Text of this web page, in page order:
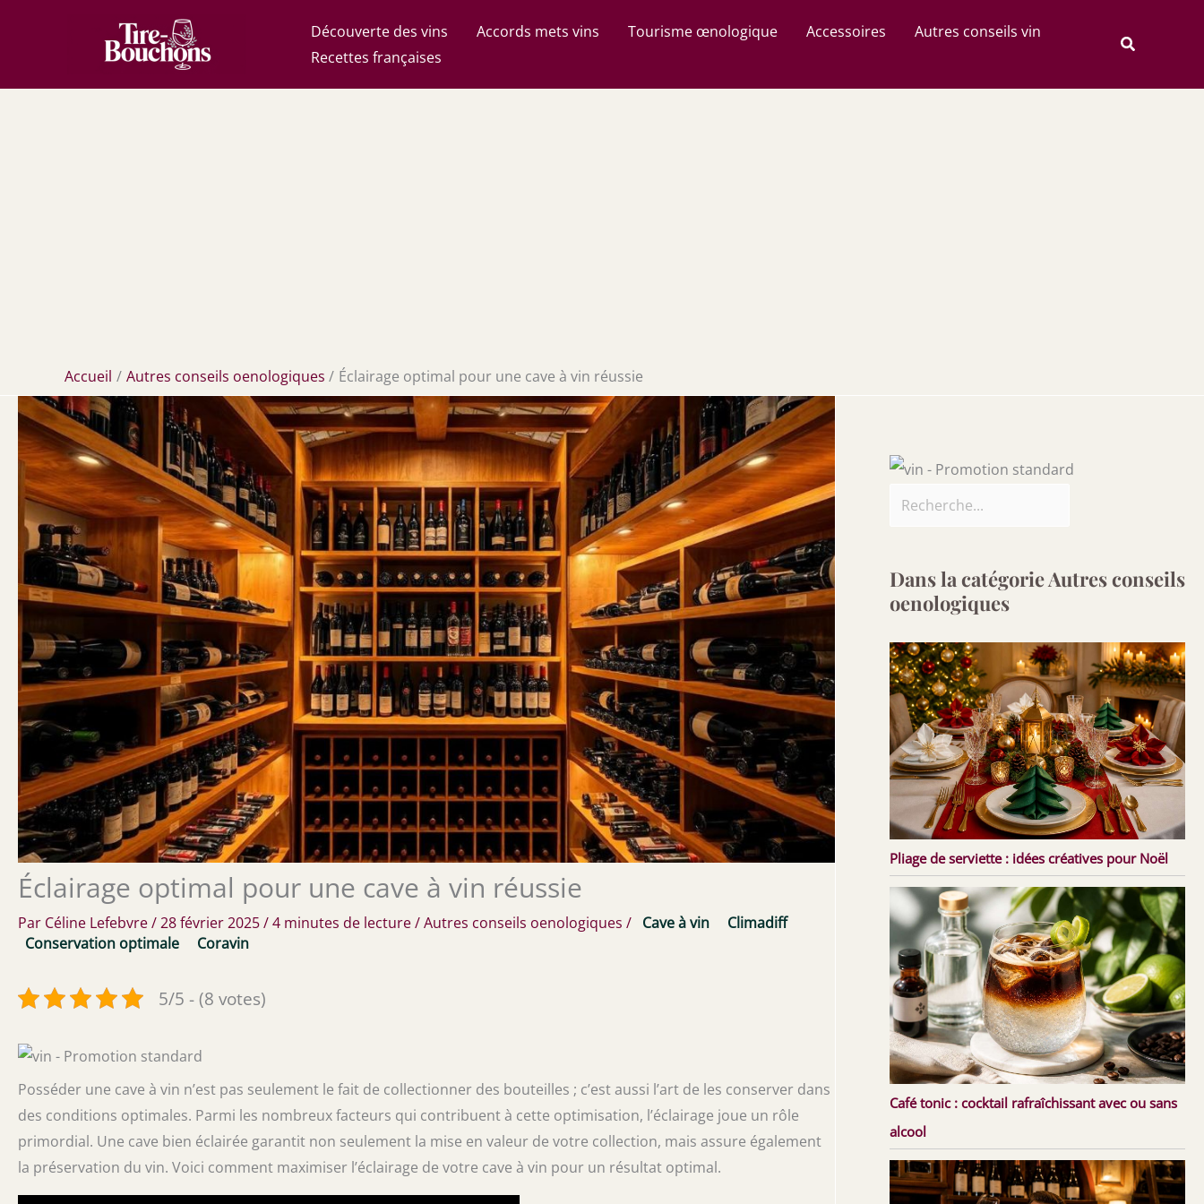
Découverte des vins Accords mets vins Tourisme œnologique Accessoires
Autres conseils vin
Recettes françaises
Rechercher
Accueil Autres conseils oenologiques Éclairage optimal pour une cave à vin réussie
Éclairage optimal pour une cave à vin réussie
Par Céline Lefebvre/28 février 2025/4 minutes de lecture/Autres conseils oenologiques / Cave à vin
Climadiff
Conservation optimale
Coravin
5/5 - (8 votes)
Posséder une cave à vin n’est pas seulement le fait de collectionner des bouteilles ; c’est aussi l’art de les conserver dans
des conditions optimales. Parmi les nombreux facteurs qui contribuent à cette optimisation, l’éclairage joue un rôle
primordial. Une cave bien éclairée garantit non seulement la mise en valeur de votre collection, mais assure également
la préservation du vin. Voici comment maximiser l’éclairage de votre cave à vin pour un résultat optimal.
Dans la catégorie Autres conseils
oenologiques
Pliage de serviette : idées créatives pour Noël
Café tonic : cocktail rafraîchissant avec ou sans
alcool